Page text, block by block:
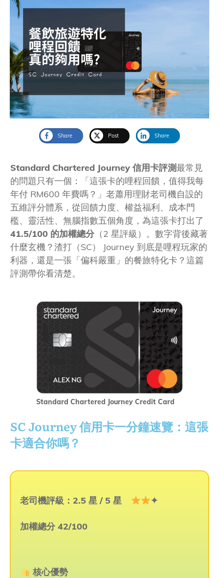
Share Post Share
Standard Chartered Journey 信用卡評測最常見
的問題只有一個：「這張卡的哩程回饋，值得我每
年付 RM600 年費嗎？」老蕭用理財老司機自設的
五維評分體系，從回饋力度、權益福利、成本門
檻、靈活性、無腦指數五個角度，為這張卡打出了
41.5/100 的加權總分（2 星評級）。數字背後藏著
什麼玄機？渣打（SC） Journey 到底是哩程玩家的
利器，還是一張「偏科嚴重」的餐旅特化卡？這篇
評測帶你看清楚。
Standard Chartered Journey Credit Card
SC Journey 信用卡一分鐘速覽：這張
卡適合你嗎？
老司機評級：2.5 星 / 5 星 ✦
加權總分 42/100
核心優勢